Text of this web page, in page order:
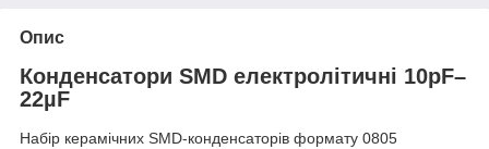
Опис
Конденсатори SMD електролітичні 10pF–
22µF
Набір керамічних SMD-конденсаторів формату 0805